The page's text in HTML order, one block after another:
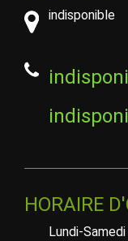
indisponible
HORAIRE
Lundi-Samedi